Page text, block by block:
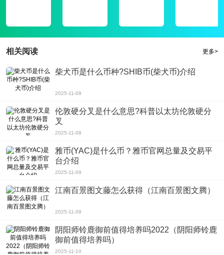
如果你有10个学徒，你每天的收入将是
10×0.3+10×10×0.15=18元是一个月540元
100×0.3+100×10×0.15=180元是每月5400元
邀请的用户越有效，额外收入和成就越高，推广速度越快，因为每个人都喜欢收
相关阅读 更多>
柴犬币是什么币种?SHIB币(柴犬币)介绍
2025-11-09
伦敦硬分叉是什么意思?科普以太坊伦敦硬分
叉
2025-11-08
雅币(YAC)是什么币？雅币官网总量及交易平
台介绍
2025-11-09
江南百景图文藤怎么获得（江南百景图文腾）
2025-11-09
阴阳师铃鹿御前值得培养吗2022（阴阳师铃鹿
御前值得培养吗）
2025-11-10